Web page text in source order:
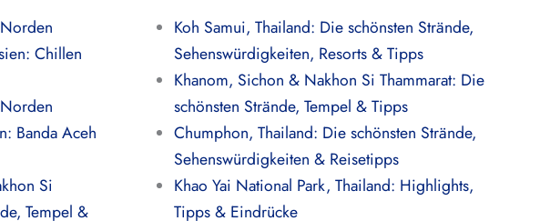
Chillen
Banda Aceh
Si
Tempel &
Koh Samui, Thailand: Die schönsten Strände,
Sehenswürdigkeiten, Resorts & Tipps
Khanom, Sichon & Nakhon Si Thammarat: Die
schönsten Strände, Tempel & Tipps
Chumphon, Thailand: Die schönsten Strände,
Sehenswürdigkeiten & Reisetipps
Khao Yai National Park, Thailand: Highlights,
Tipps & Eindrücke